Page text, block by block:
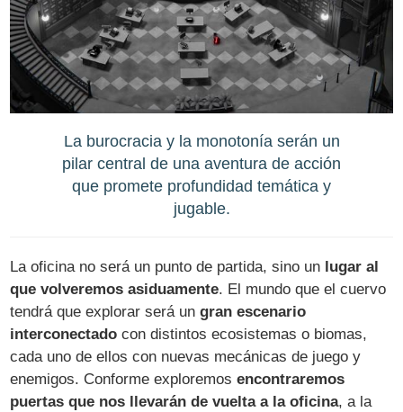
La burocracia y la monotonía serán un
pilar central de una aventura de acción
que promete profundidad temática y
jugable.
La oficina no será un punto de partida, sino un lugar al
que volveremos asiduamente. El mundo que el cuervo
tendrá que explorar será ungran escenario
interconectado con distintos ecosistemas o biomas,
cada uno de ellos con nuevas mecánicas de juego y
enemigos. Conforme exploremosencontraremos
puertas que nos llevarán de vuelta a la oficina, a la